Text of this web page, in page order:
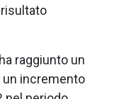
raggiunto un
un incremento